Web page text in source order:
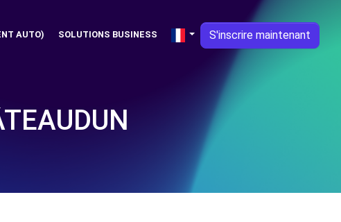
AUTO) SOLUTIONS BUSINESS S'inscrire maintenant